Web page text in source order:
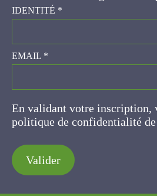
IDENTITÉ*
EMAIL*
En validant votre inscription,
politique de confidentialité
Valider